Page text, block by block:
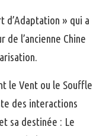
d’Adaptation » qui a
l’ancienne Chine
le Vent ou le Souffle
des interactions
sa destinée : Le